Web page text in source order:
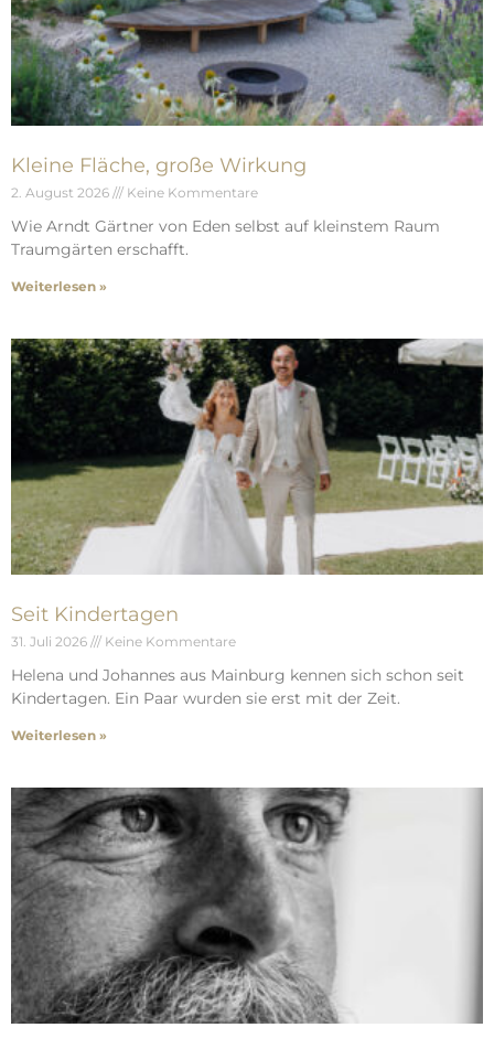
Kleine Fläche, große Wirkung
2. August 2026 Keine Kommentare
Wie Arndt Gärtner von Eden selbst auf kleinstem Raum
Traumgärten erschafft.
Weiterlesen »
Seit Kindertagen
31. Juli 2026 Keine Kommentare
Helena und Johannes aus Mainburg kennen sich schon seit
Kindertagen. Ein Paar wurden sie erst mit der Zeit.
Weiterlesen »